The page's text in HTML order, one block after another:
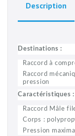
Description
Destinations :
Raccord à
Raccord
pression
Caractéristiques :
Raccord Mâle
Corps :
Pression